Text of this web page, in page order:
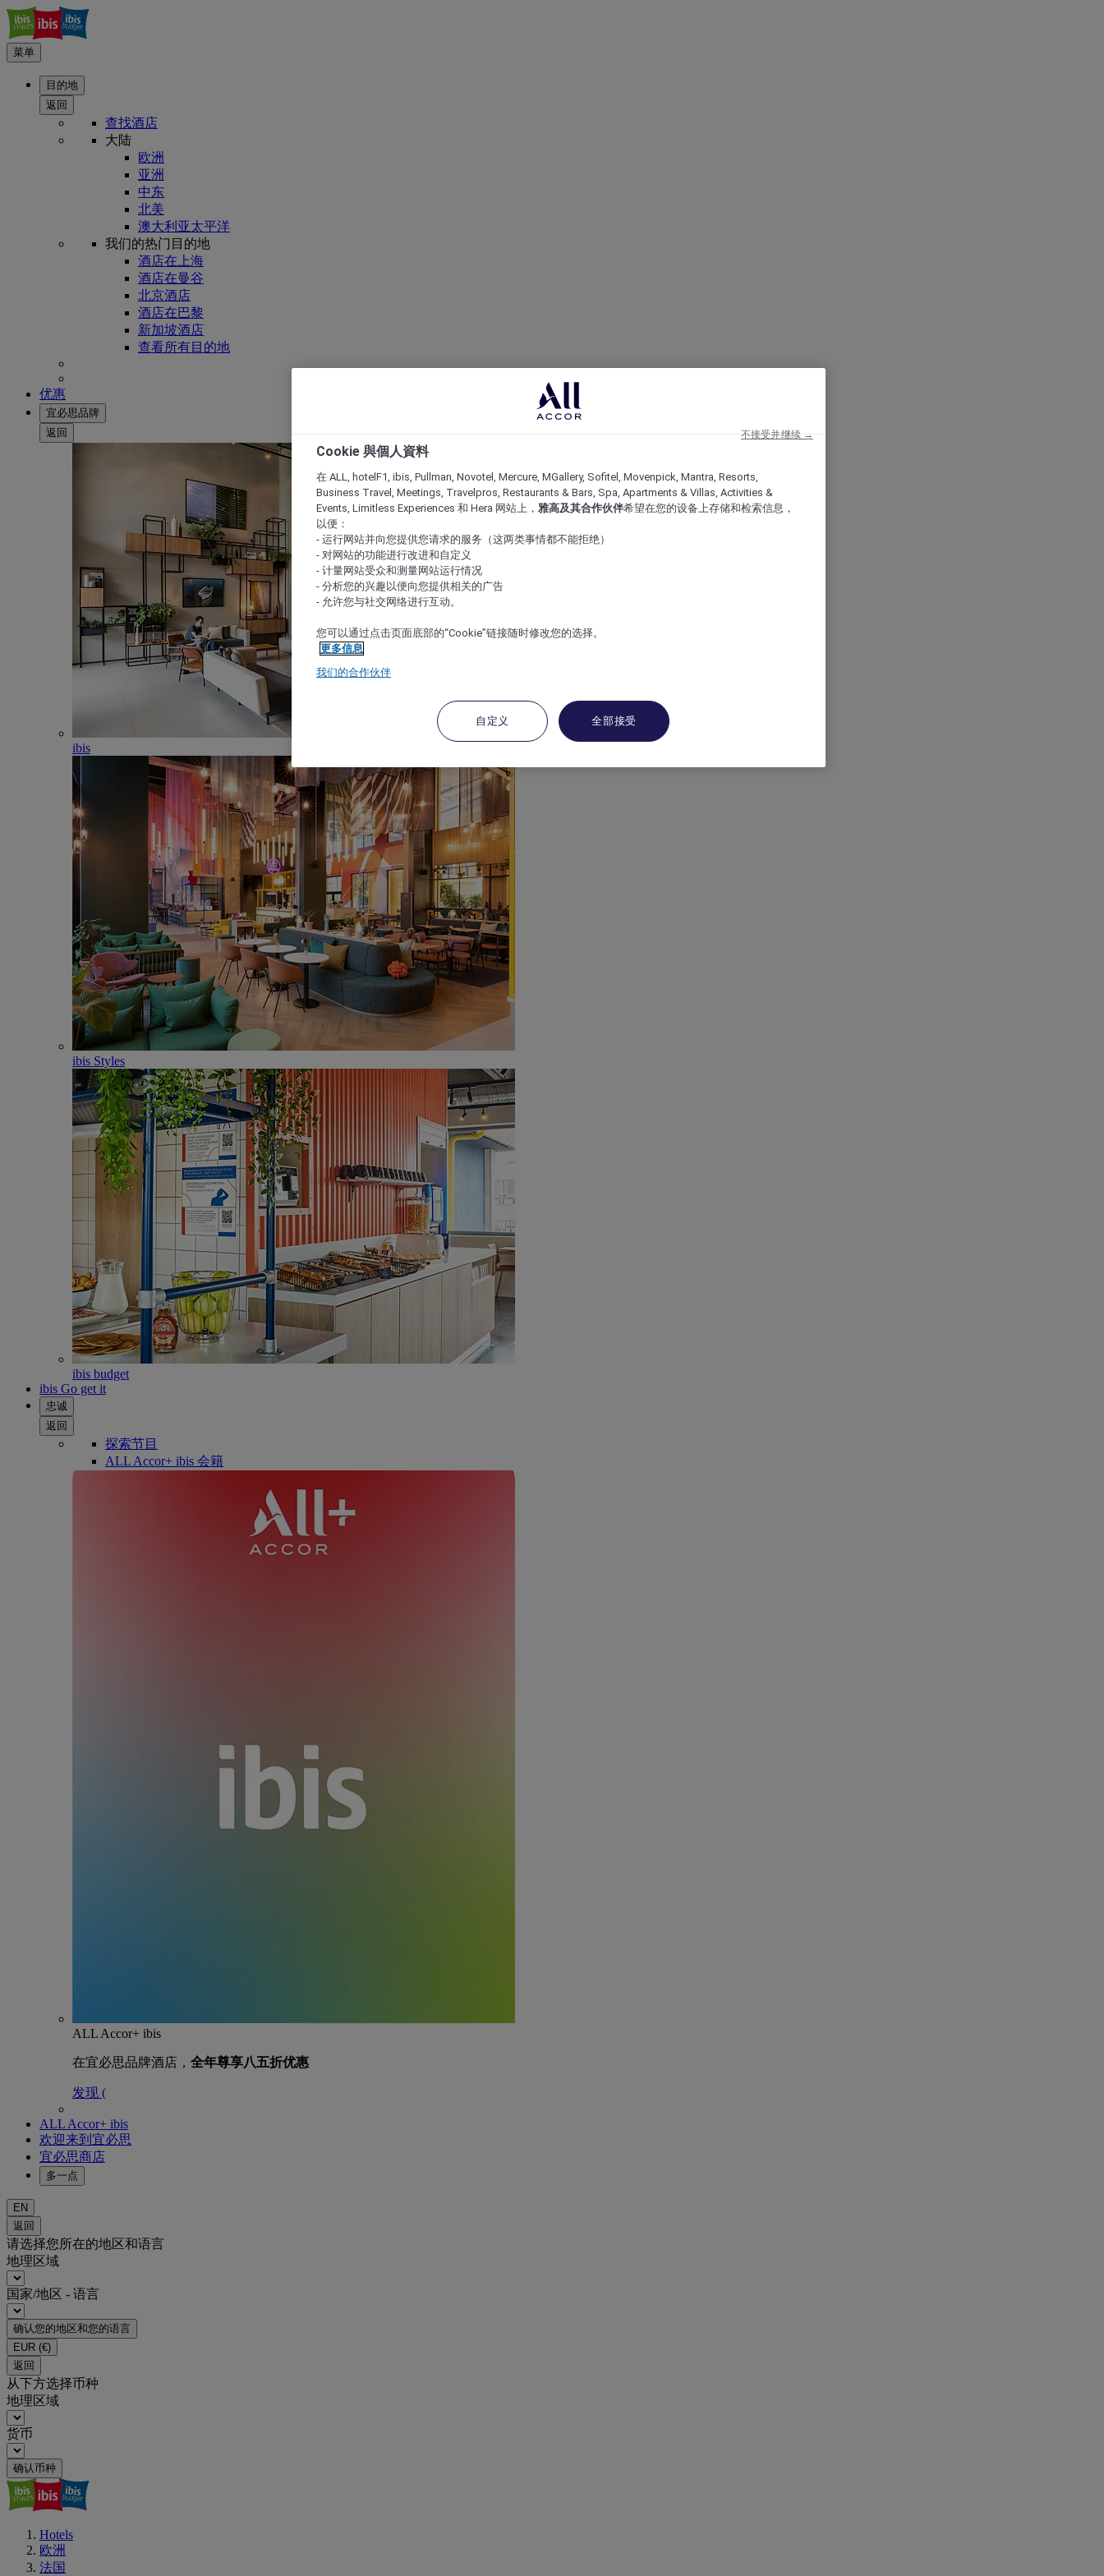
菜单
目的地
返回
查找酒店
大陆
欧洲
亚洲
中东
北美
澳大利亚太平洋
我们的热门目的地
酒店在上海
酒店在曼谷
北京酒店
酒店在巴黎
新加坡酒店
查看所有目的地
优惠
宜必思品牌
返回
ibis
ibis Styles
ibis budget
ibis Go get it
忠诚
返回
探索节目
ALL Accor+ ibis 会籍
ALL Accor+ ibis
在宜必思品牌酒店， 全年尊享八五折优惠
发现 (
ALL Accor+ ibis
欢迎来到宜必思
宜必思商店
多一点
EN
返回
请选择您所在的地区和语言
地理区域
国家/地区 - 语言
确认您的地区和您的语言
EUR (€)
返回
从下方选择币种
地理区域
货币
确认币种
Hotels
欧洲
法国
Cookie 與個人資料
在 ALL, hotelF1, ibis, Pullman, Novotel, Mercure, MGallery, Sofitel, Movenpick, Mantra, Resorts,
Business Travel, Meetings, Travelpros, Restaurants & Bars, Spa, Apartments & Villas, Activities &
Events, Limitless Experiences 和 Hera 网站上， 雅高及其合作伙伴希望在您的设备上存储和检索信息，
以便：
- 运行网站并向您提供您请求的服务（这两类事情都不能拒绝）
- 对网站的功能进行改进和自定义
- 计量网站受众和测量网站运行情况
- 分析您的兴趣以便向您提供相关的广告
- 允许您与社交网络进行互动。
您可以通过点击页面底部的“Cookie”链接随时修改您的选择。
更多信息
我们的合作伙伴
自定义 全部接受
不接受并继续 →